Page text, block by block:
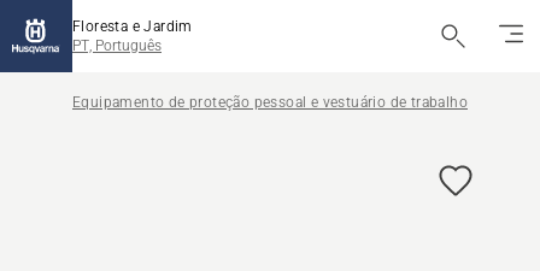
Floresta e Jardim
PT, Português
Equipamento de proteção pessoal e vestuário de trabalho